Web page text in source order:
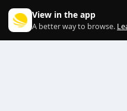
View in the app
A better way to browse.